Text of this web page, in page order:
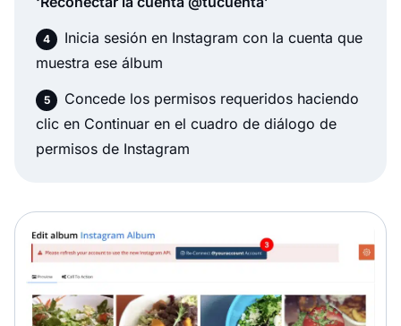
Inicia sesión en Instagram con la cuenta que
muestra ese álbum
Concede los permisos requeridos haciendo
clic en Continuar en el cuadro de diálogo de
permisos de Instagram